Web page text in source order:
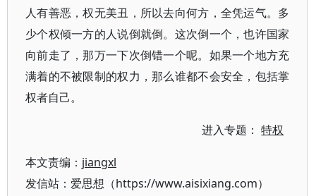
人有善恶，权无美丑，所以去向何方，全凭运气。多
少个权倾一方的人说倒就倒。这次倒一个，也许国家
向前走了，那万一下次倒错一个呢。如果一个地方充
满着的不被限制的权力，那么谁都不会安全，包括掌
权者自己。
进入专题：特权
本文责编： jiangxl
发信站：爱思想（https://www.aisixiang.com）